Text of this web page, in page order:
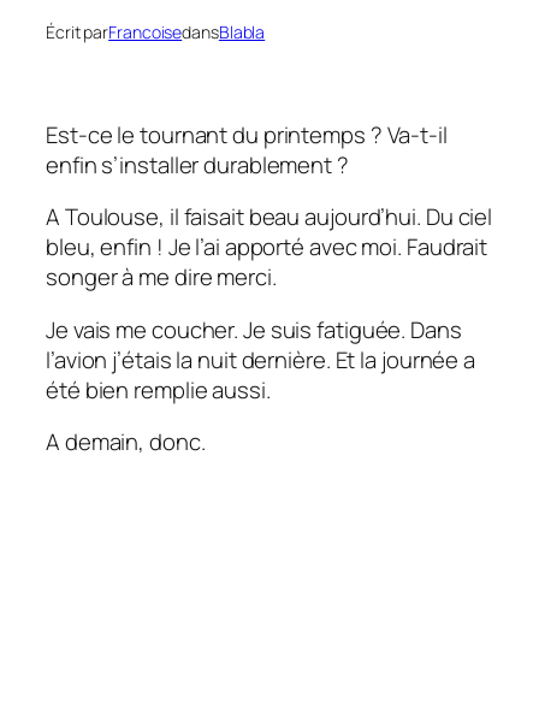
Écrit parFrancoisedansBlabla
Est-ce le tournant du printemps ? Va-t-il
enfin s’installer durablement ?
A Toulouse, il faisait beau aujourd’hui. Du ciel
bleu, enfin ! Je l’ai apporté avec moi. Faudrait
songer à me dire merci.
Je vais me coucher. Je suis fatiguée. Dans
l’avion j’étais la nuit dernière. Et la journée a
été bien remplie aussi.
A demain, donc.